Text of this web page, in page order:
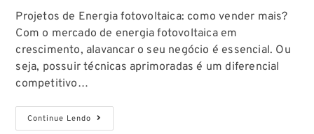
Projetos de Energia fotovoltaica: como vender mais?
Com o mercado de energia fotovoltaica em
crescimento, alavancar o seu negócio é essencial. Ou
seja, possuir técnicas aprimoradas é um diferencial
competitivo…
Continue Lendo